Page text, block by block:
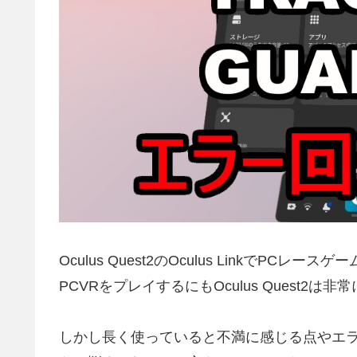
Oculus Quest2のOculus LinkでPCレースゲ
PCVRをプレイするにもOculus Quest2は非
しかし長く使っていると不満に感じる点や